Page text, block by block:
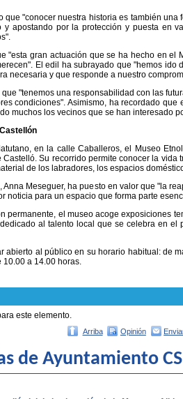
que "conocer nuestra historia es también
y apostando por la protección y puesta en
"esta gran actuación que se ha hecho en
El edil ha subrayado que "hemos
necesaria y que responde a nuestro
"tenemos una responsabilidad con las
condiciones". Asimismo, ha recordado
muchos los vecinos que se han interesado
en la calle Caballeros, el Museo
Castelló. Su recorrido permite conocer la
de los labradores, los espacios
Anna Meseguer, ha puesto en valor que "la
noticia para un espacio que forma parte
permanente, el museo acoge exposiciones
al talento local que se celebra en
abierto al público en su horario habitual: de
10.00 a 14.00 horas.
este elemento.
Arriba Opinión
de Ayuntamiento CS